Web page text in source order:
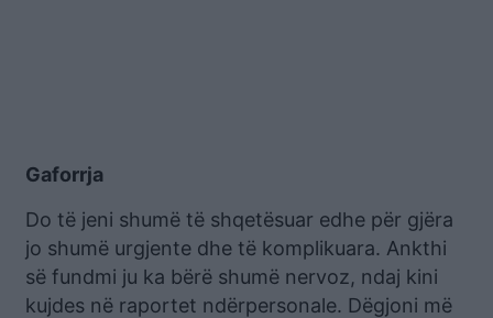
Gaforrja
Do të jeni shumë të shqetësuar edhe për gjëra
jo shumë urgjente dhe të komplikuara. Ankthi
së fundmi ju ka bërë shumë nervoz, ndaj kini
kujdes në raportet ndërpersonale. Dëgjoni më